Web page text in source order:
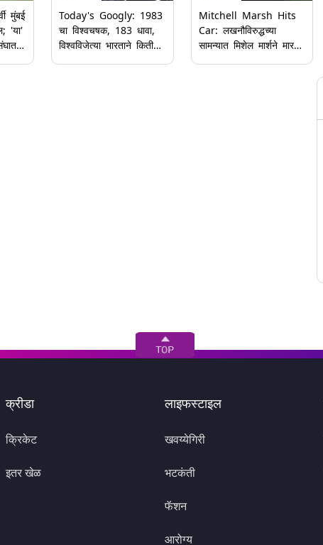
मुंबई
'या'
Today's Googly: 1983
चा विश्वचषक, 183 धावा,
विश्वविजेत्या भारताने किती
Mitchell Marsh Hits
Car: लखनौविरुद्धच्या
सामन्यात मिशेल मार्शने मारला
क्रीडा
क्रिकेट
इतर खेळ
लाइफस्टाइल
खवय्येगिरी
भटकंती
फॅशन
आरोग्य